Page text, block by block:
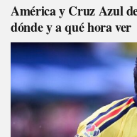
América y Cruz Azul
dónde y a qué hora ver